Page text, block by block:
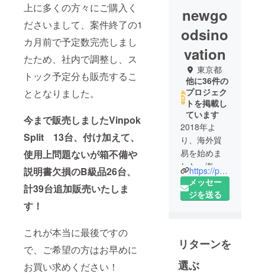
上に多くの方々にご購入く
ださいまして、案件終了の1
カ月前で予定数完売しまし
たため、社内で調整し、ス
トック予定分も販売するこ
ととなりました。
今まで販売しましたVinpok
Split 13台、付け加えて、
使用上問題ないが箱不備や
説明書欠損のB級品26台、
計39台追加販売いたしま
す！
これが本当に最後ですの
で、ご希望の方はお早めに
お買い求めください！
newgo
odsino
vation
東京都
他に36件の
プロジェク
トを掲載し
ています
2018年よ
り、海外貿
易を始めま
した。海外
にあります
面白い商品
うにしたい
と思いま
す。
https://poooli.jp/
メッセー
ジを送る
リターンを
選ぶ